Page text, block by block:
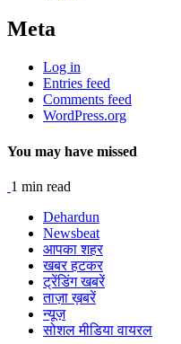
Meta
Log in
Entries feed
Comments feed
WordPress.org
You may have missed
1 min read
Dehardun
Newsbeat
आपका शहर
खबर हटकर
ट्रेंडिंग खबरें
ताज़ा ख़बरें
न्यूज़
सोशल मीडिया वायरल